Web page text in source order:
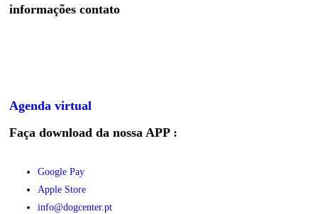
informações contato
Agenda virtual
Faça download da nossa APP :
Google Pay
Apple Store
info@dogcenter.pt